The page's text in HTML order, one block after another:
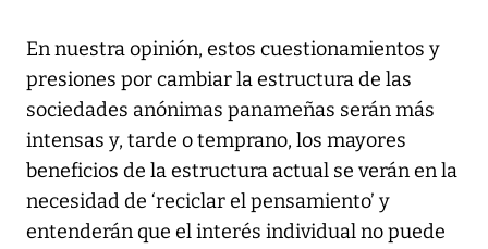
En nuestra opinión, estos cuestionamientos y
presiones por cambiar la estructura de las
sociedades anónimas panameñas serán más
intensas y, tarde o temprano, los mayores
beneficios de la estructura actual se verán en la
necesidad de ‘reciclar el pensamiento’ y
entenderán que el interés individual no puede